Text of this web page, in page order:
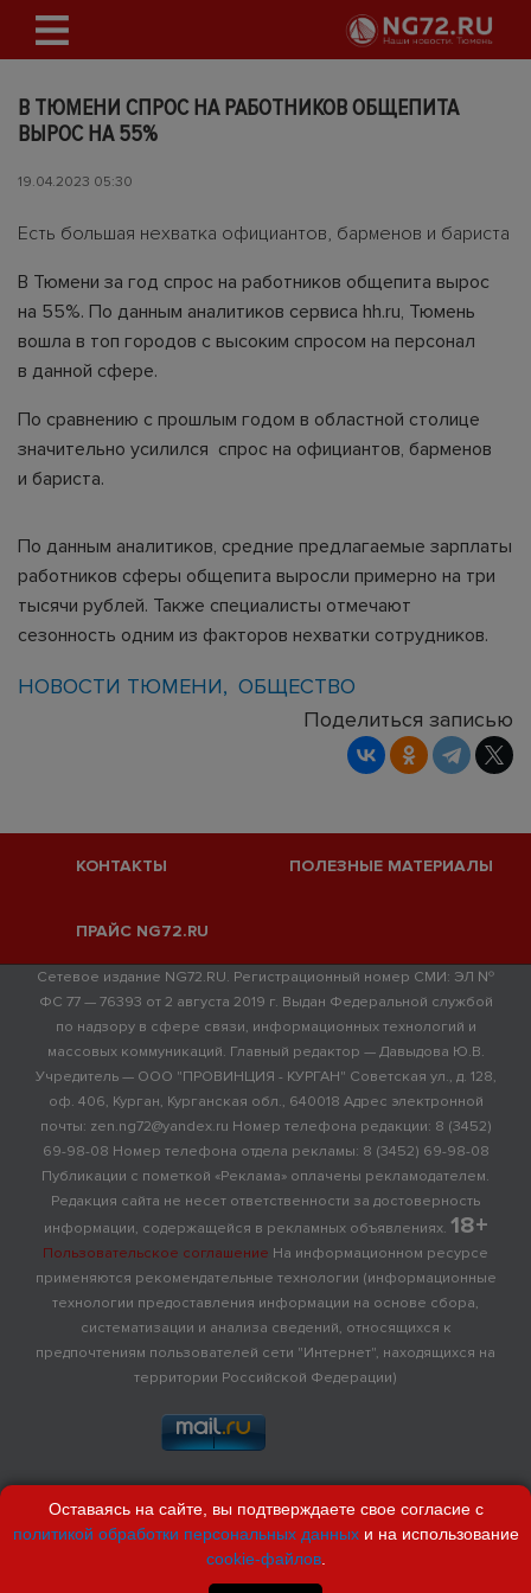
В ТЮМЕНИ СПРОС НА РАБОТНИКОВ ОБЩЕПИТА
ВЫРОС НА 55%
19.04.2023 05:30
Есть большая нехватка официантов, барменов и бариста
В Тюмени за год спрос на работников общепита вырос
на 55%. По данным аналитиков сервиса hh.ru, Тюмень
вошла в топ городов с высоким спросом на персонал
в данной сфере.
По сравнению с прошлым годом в областной столице
значительно усилился спрос на официантов, барменов
и бариста.
По данным аналитиков, средние предлагаемые зарплаты
работников сферы общепита выросли примерно на три
тысячи рублей. Также специалисты отмечают
сезонность одним из факторов нехватки сотрудников.
НОВОСТИ ТЮМЕНИ
ОБЩЕСТВО
Поделиться записью
КОНТАКТЫ ПОЛЕЗНЫЕ МАТЕРИАЛЫ
ПРАЙС NG72.RU
Сетевое издание NG72.RU. Регистрационный номер СМИ: ЭЛ №
ФС 77 — 76393 от 2 августа 2019 г. Выдан Федеральной службой
по надзору в сфере связи, информационных технологий и
массовых коммуникаций. Главный редактор — Давыдова Ю.В.
Учредитель — ООО "ПРОВИНЦИЯ - КУРГАН" Советская ул., д. 128,
оф. 406, Курган, Курганская обл., 640018 Адрес электронной
почты: zen.ng72@yandex.ru Номер телефона редакции: 8 (3452)
69-98-08 Номер телефона отдела рекламы: 8 (3452) 69-98-08
Публикации с пометкой «Реклама» оплачены рекламодателем.
Редакция сайта не несет ответственности за достоверность
информации, содержащейся в рекламных объявлениях. 18+
Пользовательское соглашение На информационном ресурсе
применяются рекомендательные технологии (информационные
технологии предоставления информации на основе сбора,
систематизации и анализа сведений, относящихся к
предпочтениям пользователей сети "Интернет", находящихся на
территории Российской Федерации)
Оставаясь на сайте, вы подтверждаете свое согласие с
политикой обработки персональных данныхи на использование
cookie-файлов.